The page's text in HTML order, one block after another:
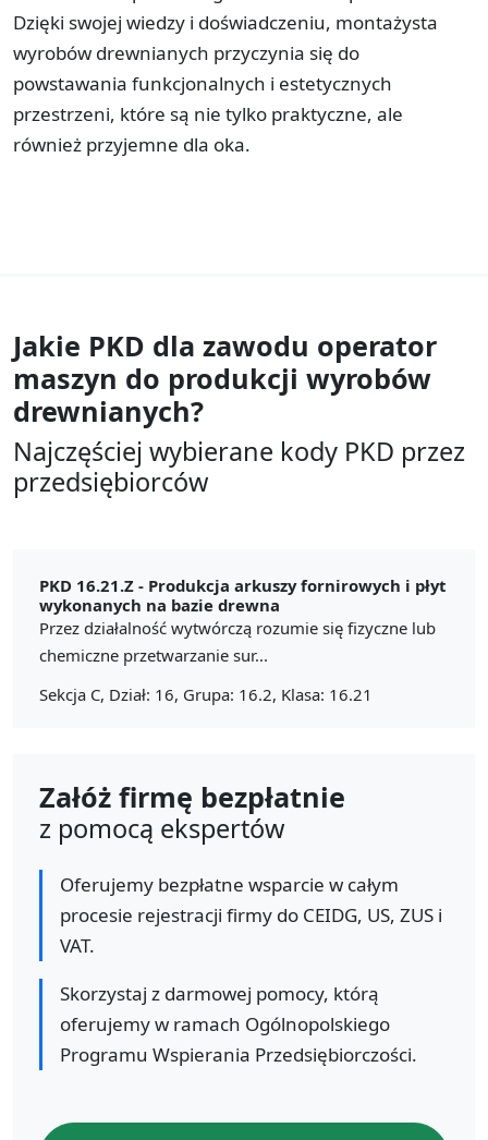
Dzięki swojej wiedzy i doświadczeniu, montażysta
wyrobów drewnianych przyczynia się do
powstawania funkcjonalnych i estetycznych
przestrzeni, które są nie tylko praktyczne, ale
również przyjemne dla oka.
Jakie PKD dla zawodu operator
maszyn do produkcji wyrobów
drewnianych?
Najczęściej wybierane kody PKD przez
przedsiębiorców
PKD 16.21.Z - Produkcja arkuszy fornirowych i płyt
wykonanych na bazie drewna
Przez działalność wytwórczą rozumie się fizyczne lub
chemiczne przetwarzanie sur...
Sekcja C, Dział: 16, Grupa: 16.2, Klasa: 16.21
Załóż firmę bezpłatnie
z pomocą ekspertów
Oferujemy bezpłatne wsparcie w całym
procesie rejestracji firmy do CEIDG, US, ZUS i
VAT.
Skorzystaj z darmowej pomocy, którą
oferujemy w ramach Ogólnopolskiego
Programu Wspierania Przedsiębiorczości.